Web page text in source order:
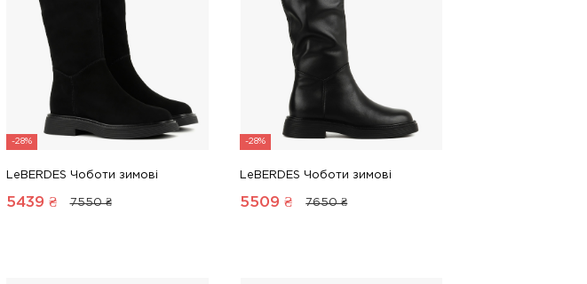
-28%
LeBERDES Чоботи зимові
5439 ₴ 7550 ₴
-28%
LeBERDES Чоботи зимові
5509 ₴ 7650 ₴